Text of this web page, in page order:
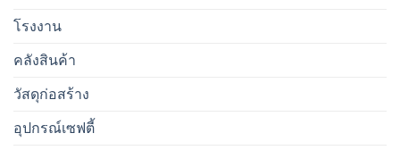
โรงงาน
คลังสินค้า
วัสดุก่อสร้าง
อุปกรณ์เซฟตี้